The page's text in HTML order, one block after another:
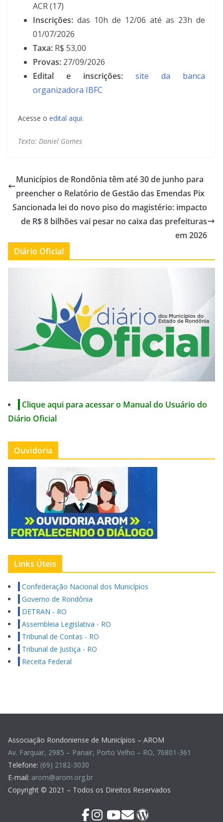
ACR (17)
Inscrições: das 10h de 12/06 até as 23h de
01/07/2026
Taxa: R$ 53,00
Provas: 27/09/2026
Edital e inscrições:
site da banca
organizadora IBFC
Acesse o edital aqui.
Texto: Daniel Gomes
Municípios de Rondônia têm até 30 de junho para
preencher o Relatório de Gestão das Emendas Pix
Sancionada lei do novo piso do magistério: impacto
de R$ 8 bilhões vai pesar no caixa das prefeituras
em 2026
Diário Oficial
Clique aqui para acessar o Manual do Usuário do
Diário Oficial
Ouvidoria
Links Úteis
Confederação Nacional dos Municípios
Governo de Rondônia
DETRAN - RO
Assembleia Legislativa - RO
Tribunal de Contas - RO
Tribunal de Justiça - RO
Receita Federal
Associação Rondoniense de Municípios – AROM
Av. Farquar, 2985 – Panair, Porto Velho – RO, 76801-361
Telefone: (69) 2182-3030
E-mail: arom@arom.org.br
Copyright © 2021 – Todos os Direitos Reservados